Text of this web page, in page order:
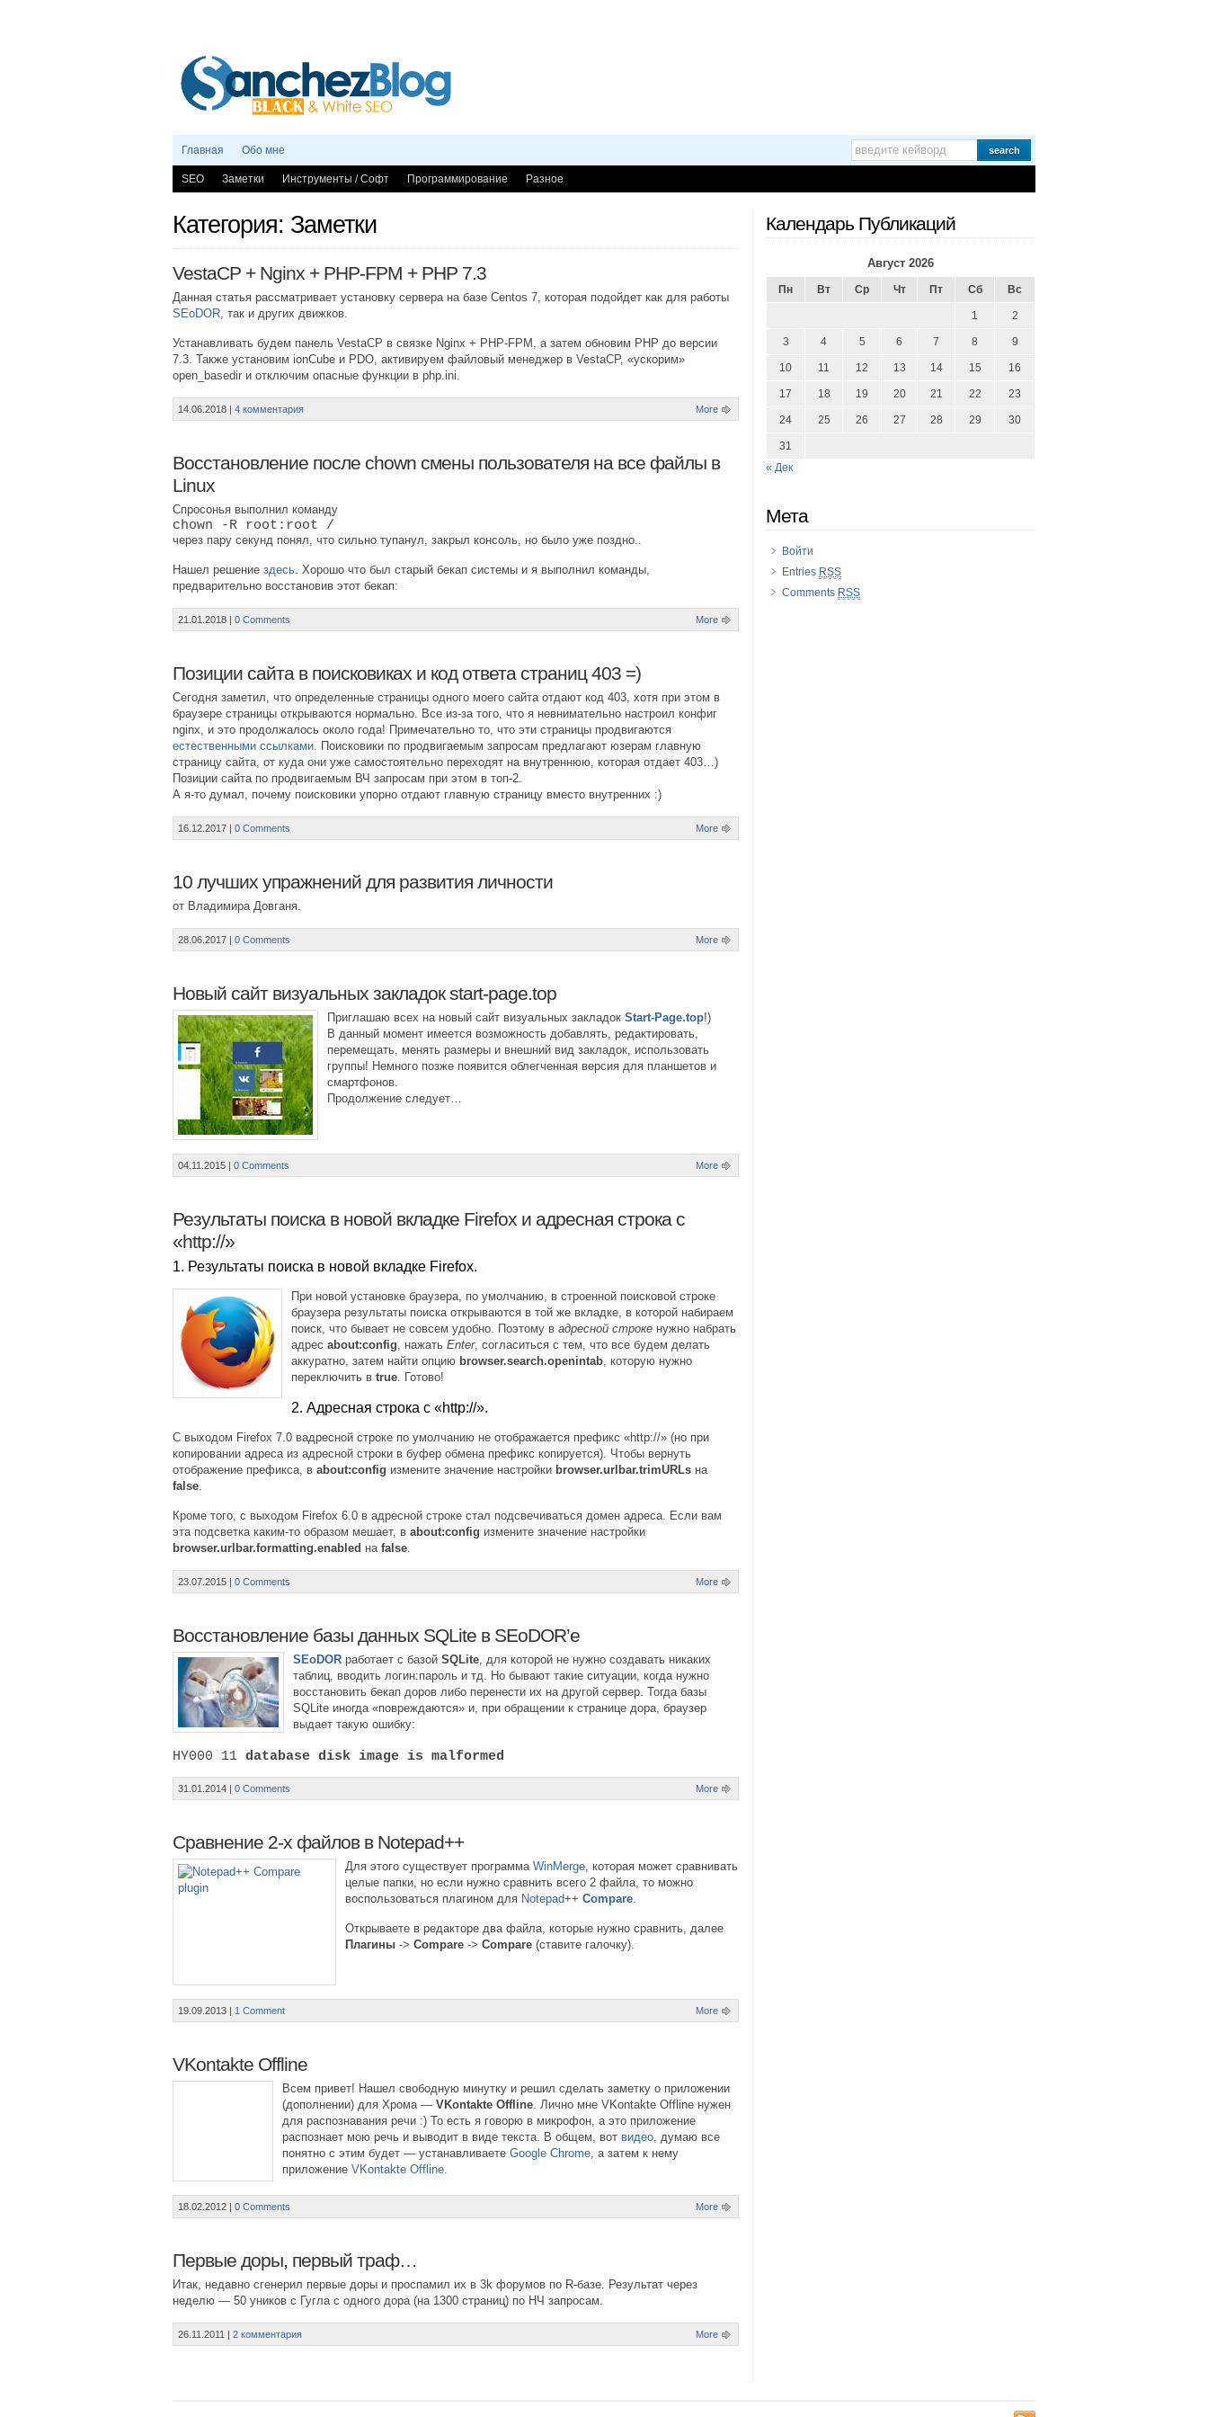
Главная Обо мне
SEO Заметки Инструменты / Софт Программирование Разное
Категория: Заметки
VestaCP + Nginx + PHP-FPM + PHP 7.3
Данная статья рассматривает установку сервера на базе Centos 7, которая подойдет как для работы
SEoDOR, так и других движков.
Устанавливать будем панель VestaCP в связке Nginx + PHP-FPM, а затем обновим PHP до версии
7.3. Также установим ionCube и PDO, активируем файловый менеджер в VestaCP, «ускорим»
open_basedir и отключим опасные функции в php.ini.
14.06.2018 | 4 комментария More
Восстановление после chown смены пользователя на все файлы в
Linux
Спросонья выполнил команду
chown -R root:root /
через пару секунд понял, что сильно тупанул, закрыл консоль, но было уже поздно..
Нашел решение здесь. Хорошо что был старый бекап системы и я выполнил команды,
предварительно восстановив этот бекап:
21.01.2018 | 0 Comments More
Позиции сайта в поисковиках и код ответа страниц 403 =)
Сегодня заметил, что определенные страницы одного моего сайта отдают код 403, хотя при этом в
браузере страницы открываются нормально. Все из-за того, что я невнимательно настроил конфиг
nginx, и это продолжалось около года! Примечательно то, что эти страницы продвигаются
естественными ссылками. Поисковики по продвигаемым запросам предлагают юзерам главную
страницу сайта, от куда они уже самостоятельно переходят на внутреннюю, которая отдает 403…)
Позиции сайта по продвигаемым ВЧ запросам при этом в топ-2.
А я-то думал, почему поисковики упорно отдают главную страницу вместо внутренних :)
16.12.2017 | 0 Comments More
10 лучших упражнений для развития личности
от Владимира Довганя.
28.06.2017 | 0 Comments More
Новый сайт визуальных закладок start-page.top
Приглашаю всех на новый сайт визуальных закладок Start-Page.top!)
В данный момент имеется возможность добавлять, редактировать,
перемещать, менять размеры и внешний вид закладок, использовать
группы! Немного позже появится облегченная версия для планшетов и
смартфонов.
Продолжение следует…
04.11.2015 | 0 Comments More
Результаты поиска в новой вкладке Firefox и адресная строка с
«http://»
1. Результаты поиска в новой вкладке Firefox.
При новой установке браузера, по умолчанию, в строенной поисковой строке
браузера результаты поиска открываются в той же вкладке, в которой набираем
поиск, что бывает не совсем удобно. Поэтому в адресной строке нужно набрать
адрес about:config, нажать Enter, согласиться с тем, что все будем делать
аккуратно, затем найти опцию browser.search.openintab, которую нужно
переключить в true. Готово!
2. Адресная строка с «http://».
С выходом Firefox 7.0 вадресной строке по умолчанию не отображается префикс «http://» (но при
копировании адреса из адресной строки в буфер обмена префикс копируется). Чтобы вернуть
отображение префикса, в about:config измените значение настройки browser.urlbar.trimURLs на
false.
Кроме того, с выходом Firefox 6.0 в адресной строке стал подсвечиваться домен адреса. Если вам
эта подсветка каким-то образом мешает, в about:config измените значение настройки
browser.urlbar.formatting.enabled на false.
23.07.2015 | 0 Comments More
Восстановление базы данных SQLite в SEoDOR’e
SEoDOR работает с базой SQLite, для которой не нужно создавать никаких
таблиц, вводить логин:пароль и тд. Но бывают такие ситуации, когда нужно
восстановить бекап доров либо перенести их на другой сервер. Тогда базы
SQLite иногда «повреждаются» и, при обращении к странице дора, браузер
выдает такую ошибку:
HY000 11 database disk image is malformed
31.01.2014 | 0 Comments More
Сравнение 2-х файлов в Notepad++
Для этого существует программа WinMerge, которая может сравнивать
целые папки, но если нужно сравнить всего 2 файла, то можно
воспользоваться плагином для Notepad++ Compare.
Открываете в редакторе два файла, которые нужно сравнить, далее
Плагины -> Compare -> Compare (ставите галочку).
19.09.2013 | 1 Comment More
VKontakte Offline
Всем привет! Нашел свободную минутку и решил сделать заметку о приложении
(дополнении) для Хрома — VKontakte Offline. Лично мне VKontakte Offline нужен
для распознавания речи :) То есть я говорю в микрофон, а это приложение
распознает мою речь и выводит в виде текста. В общем, вот видео, думаю все
понятно с этим будет — устанавливаете Google Chrome, а затем к нему
приложение VKontakte Offline.
18.02.2012 | 0 Comments More
Первые доры, первый траф…
Итак, недавно сгенерил первые доры и проспамил их в 3k форумов по R-базе. Результат через
неделю — 50 уников с Гугла с одного дора (на 1300 страниц) по НЧ запросам.
26.11.2011 | 2 комментария More
Календарь Публикаций
Август 2026
Пн Вт Ср Чт Пт Сб Вс
1 2
3 4 5 6 7 8 9
10 11 12 13 14 15 16
17 18 19 20 21 22 23
24 25 26 27 28 29 30
31
« Дек
Мета
Войти
Entries RSS
Comments RSS